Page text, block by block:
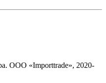
ООО «Importtrade», 2020-